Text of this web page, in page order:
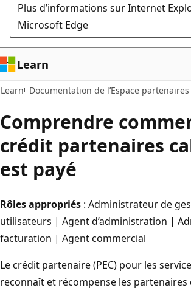
Plus d’informations sur Internet
Microsoft Edge
Learn
Learn Documentation de l’Espace partenaires
Comprendre
crédit partenaires
est payé
Rôles appropriés : Administrateur de
utilisateurs | Agent d’administration |
facturation | Agent commercial
Le crédit partenaire (PEC) pour les
reconnaît et récompense les